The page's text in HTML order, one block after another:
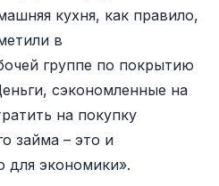
кухня, как правило,
в
группе по покрытию
сэкономленные на
на покупку
займа – это и
для экономики».